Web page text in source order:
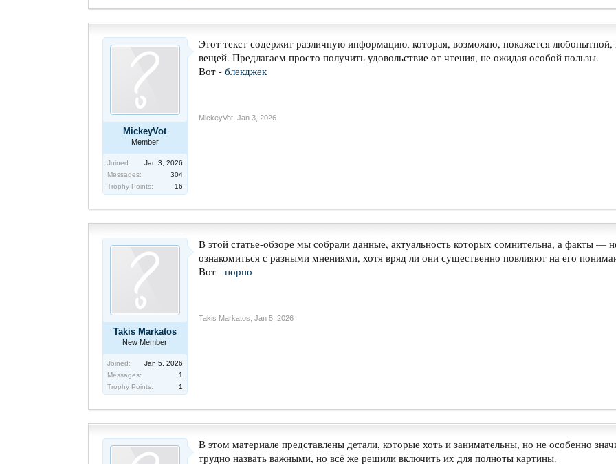
MickeyVot
Member
Joined:
Jan 3, 2026
Messages:
304
Trophy Points:
16
Этот текст содержит различную информацию, которая, возможно, покажется
вещей. Предлагаем просто получить удовольствие от чтения, не ожидая особой пользы.
Вот - блекджек
MickeyVot, Jan 3, 2026
Takis Markatos
New Member
Joined:
Jan 5, 2026
Messages:
1
Trophy Points:
1
В этой статье-обзоре мы собрали данные, актуальность которых сомнительна, а факты —
ознакомиться с разными мнениями, хотя вряд ли они существенно повлияют на его
Вот - порно
Takis Markatos Jan 5, 2026
В этом материале представлены детали, которые хоть и занимательны, но не особенно
трудно назвать важными, но всё же решили включить их для полноты картины.